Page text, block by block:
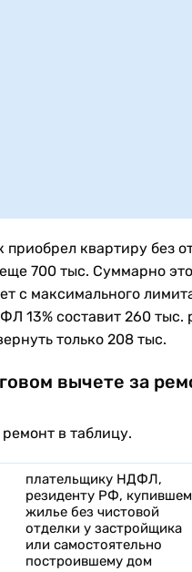
квартиру без
700 тыс. Суммарно
с максимального
13% составит 260 тыс.
только 208 тыс.
вычете за
в таблицу.
плательщику НДФЛ,
резиденту РФ,
жилье без чистовой
отделки у застройщика
или самостоятельно
построившему дом